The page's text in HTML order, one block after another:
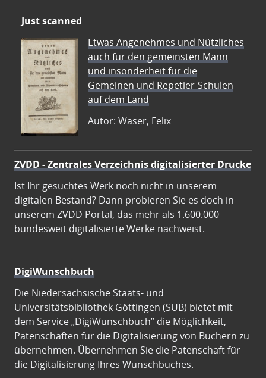
Just scanned
Etwas Angenehmes und Nützliches
auch für den gemeinsten Mann
und insonderheit für die
Gemeinen und Repetier-Schulen
auf dem Land
Autor: Waser, Felix
ZVDD - Zentrales Verzeichnis digitalisierter Drucke
Ist Ihr gesuchtes Werk noch nicht in unserem
digitalen Bestand? Dann probieren Sie es doch in
unserem ZVDD Portal, das mehr als 1.600.000
bundesweit digitalisierte Werke nachweist.
DigiWunschbuch
Die Niedersächsische Staats- und
Universitätsbibliothek Göttingen (SUB) bietet mit
dem Service „DigiWunschbuch” die Möglichkeit,
Patenschaften für die Digitalisierung von Büchern zu
übernehmen. Übernehmen Sie die Patenschaft für
die Digitalisierung Ihres Wunschbuches.